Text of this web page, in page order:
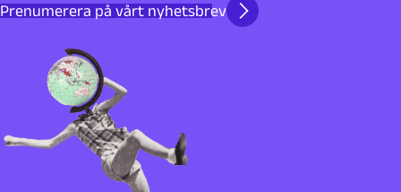
Prenumerera på vårt nyhetsbrev